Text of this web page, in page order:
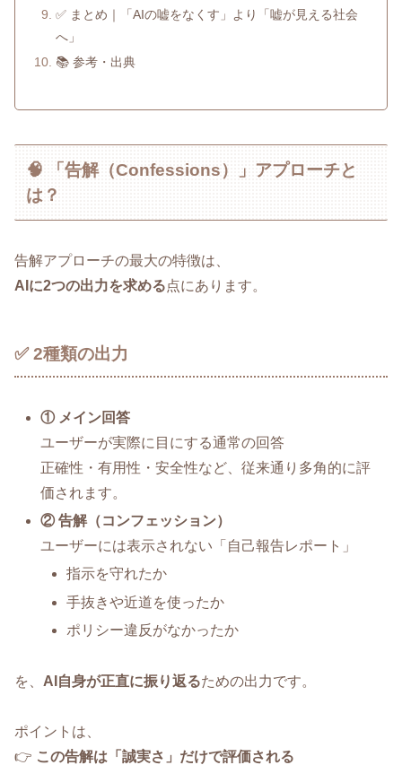
✅ まとめ｜「AIの嘘をなくす」より「嘘が見える社会
へ」
📚 参考・出典
🧠 「告解（Confessions）」アプローチと
は？
告解アプローチの最大の特徴は、
AIに2つの出力を求める点にあります。
✅ 2種類の出力
① メイン回答
ユーザーが実際に目にする通常の回答
正確性・有用性・安全性など、従来通り多角的に評
価されます。
② 告解（コンフェッション）
ユーザーには表示されない「自己報告レポート」
指示を守れたか
手抜きや近道を使ったか
ポリシー違反がなかったか
を、 AI自身が正直に振り返るための出力です。
ポイントは、
👉 この告解は「誠実さ」だけで評価される